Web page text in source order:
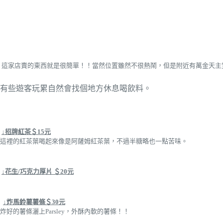
這家店賣的東西就是很簡單！！當然位置雖然不很熱鬧，但是附近有萬金天
有些遊客玩累自然會找個地方休息喝飲料。
↓招牌紅茶＄15元
這裡的紅茶葉喝起來像是阿薩姆紅茶葉，不過半糖略也一點苦味。
↓花生/巧克力厚片 ＄20元
↓炸馬鈴薯薯條＄30元
炸好的薯條灑上Parsley，外酥內軟的薯條！！